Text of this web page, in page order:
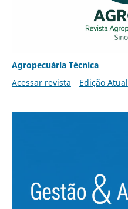
Agropecuária Técnica
Acessar revista
Edição Atual